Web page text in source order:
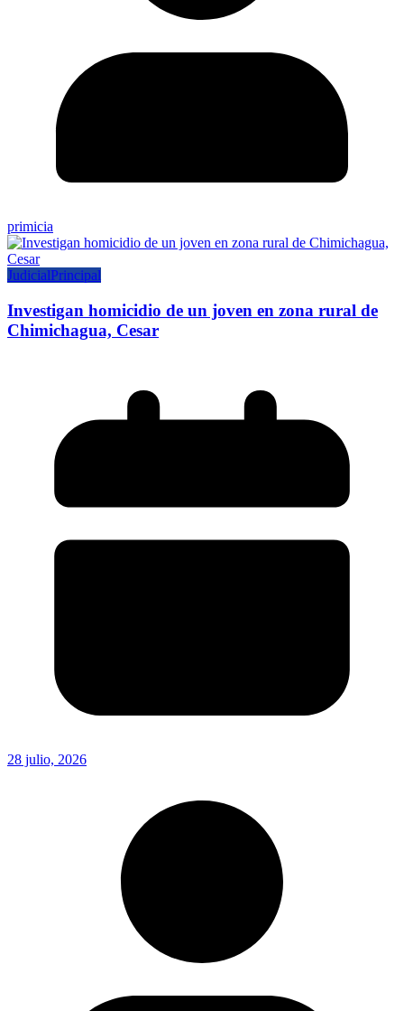
primicia
JudicialPrincipal
Investigan homicidio de un joven en zona rural de
Chimichagua, Cesar
28 julio, 2026